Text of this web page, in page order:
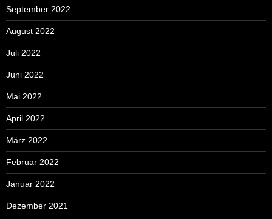
September 2022
August 2022
Juli 2022
Juni 2022
Mai 2022
April 2022
März 2022
Februar 2022
Januar 2022
Dezember 2021